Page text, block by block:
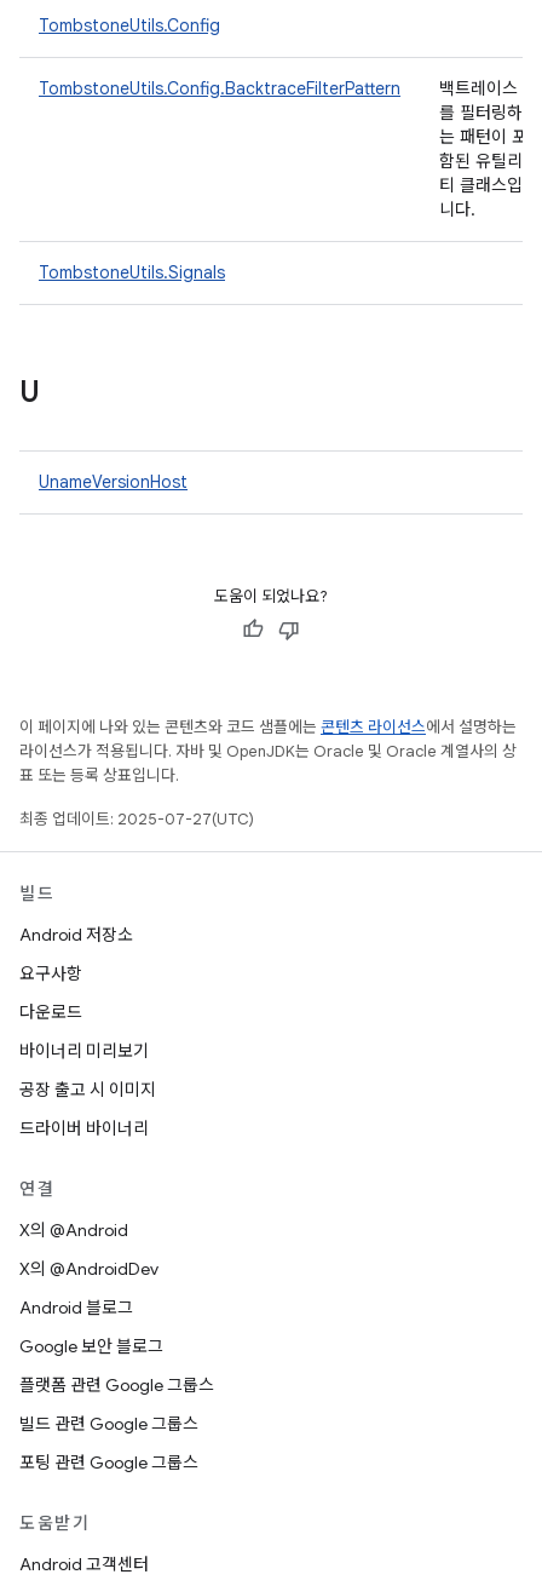
TombstoneUtils.Config
TombstoneUtils.Config.BacktraceFilterPattern
백트레이스
를 필터링하
는 패턴이 포
함된 유틸리
티 클래스입
니다.
TombstoneUtils.Signals
U
UnameVersionHost
도움이 되었나요?
이 페이지에 나와 있는 콘텐츠와 코드 샘플에는 콘텐츠 라이선스에서 설명하는
라이선스가 적용됩니다. 자바 및 OpenJDK는 Oracle 및 Oracle 계열사의 상
표 또는 등록 상표입니다.
최종 업데이트: 2025-07-27(UTC)
빌드
Android 저장소
요구사항
다운로드
바이너리 미리보기
공장 출고 시 이미지
드라이버 바이너리
연결
X의 @Android
X의 @AndroidDev
Android 블로그
Google 보안 블로그
플랫폼 관련 Google 그룹스
빌드 관련 Google 그룹스
포팅 관련 Google 그룹스
도움받기
Android 고객센터